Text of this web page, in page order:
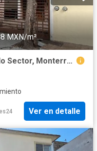
MXN/m²
Casa en venta en Cumbres 2do Sector, Monterrey, Nuevo León
Ver en detalle